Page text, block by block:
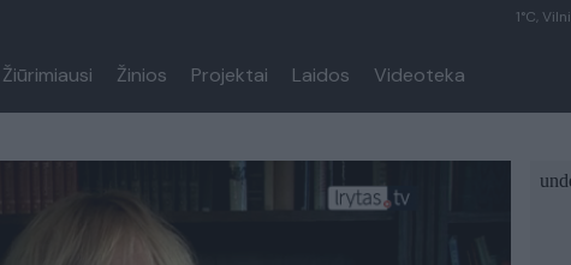
1°C,
Žiūrimiausi Žinios Projektai Laidos Videoteka